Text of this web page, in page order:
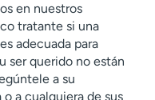
en nuestros
tratante si una
adecuada para
ser querido no están
a su
a cualquiera de sus